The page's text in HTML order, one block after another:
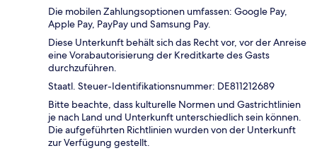
Die mobilen Zahlungsoptionen umfassen: Google Pay,
Apple Pay, PayPay und Samsung Pay.
Diese Unterkunft behält sich das Recht vor, vor der Anreise
eine Vorabautorisierung der Kreditkarte des Gasts
durchzuführen.
Staatl. Steuer-Identifikationsnummer: DE811212689
Bitte beachte, dass kulturelle Normen und Gastrichtlinien
je nach Land und Unterkunft unterschiedlich sein können.
Die aufgeführten Richtlinien wurden von der Unterkunft
zur Verfügung gestellt.